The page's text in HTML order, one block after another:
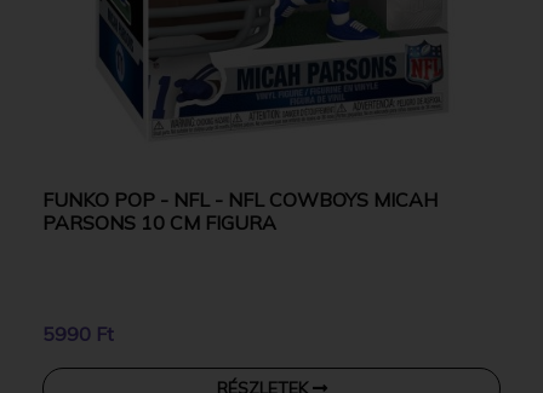
FUNKO POP - NFL - NFL COWBOYS MICAH
PARSONS 10 CM FIGURA
5990 Ft
RÉSZLETEK